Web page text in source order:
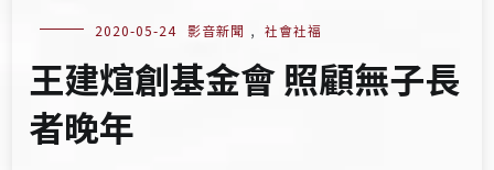
2020-05-24 影音新聞 , 社會社福
王建煊創基金會 照顧無子長
者晚年